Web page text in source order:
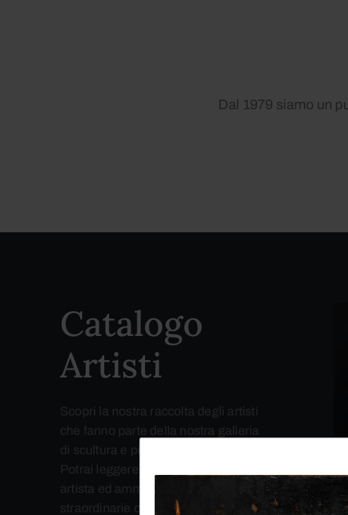
Dal 1979 siamo un
Catalogo
Artisti
Scopri la nostra raccolta degli artisti
che fanno parte della nostra galleria
di scultura e pittura contemporanea.
Potrai leggere la biografia di ogni
artista ed ammirare le loro
straordinarie opere.